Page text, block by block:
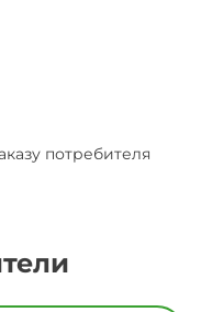
потребителя